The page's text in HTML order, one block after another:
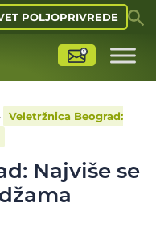
POLJOPRIVREDE
Veletržnica Beograd:
Najviše se